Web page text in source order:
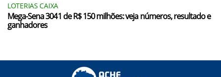
LOTERIAS CAIXA
Mega-Sena 3041 de R$ 150 milhões: veja números, resultado e
ganhadores